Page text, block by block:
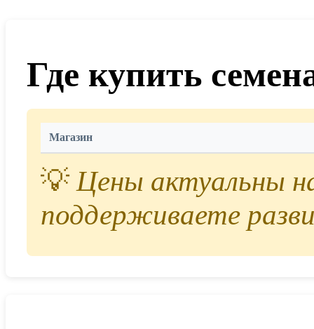
Где купить
Магазин
💡Цены актуальны
поддерживаете